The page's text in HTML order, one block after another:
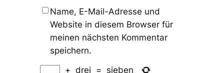
Name, E-Mail-Adresse und
Website in diesem Browser für
meinen nächsten Kommentar
speichern.
+ drei = sieben